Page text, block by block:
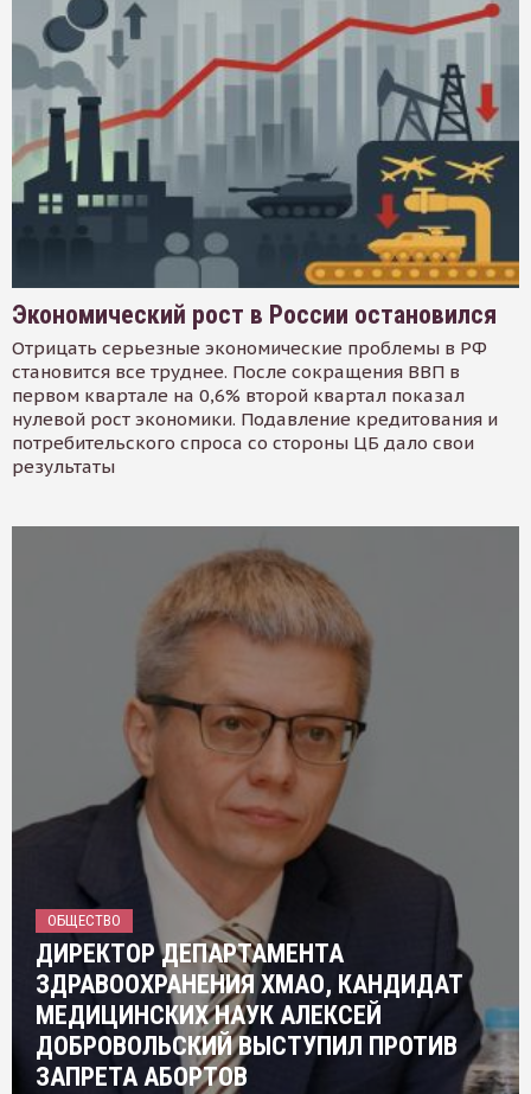
Экономический рост в России остановился
Отрицать серьезные экономические проблемы в РФ
становится все труднее. После сокращения ВВП в
первом квартале на 0,6% второй квартал показал
нулевой рост экономики. Подавление кредитования и
потребительского спроса со стороны ЦБ дало свои
результаты
ОБЩЕСТВО
ДИРЕКТОР ДЕПАРТАМЕНТА
ЗДРАВООХРАНЕНИЯ ХМАО, КАНДИДАТ
МЕДИЦИНСКИХ НАУК АЛЕКСЕЙ
ДОБРОВОЛЬСКИЙ ВЫСТУПИЛ ПРОТИВ
ЗАПРЕТА АБОРТОВ